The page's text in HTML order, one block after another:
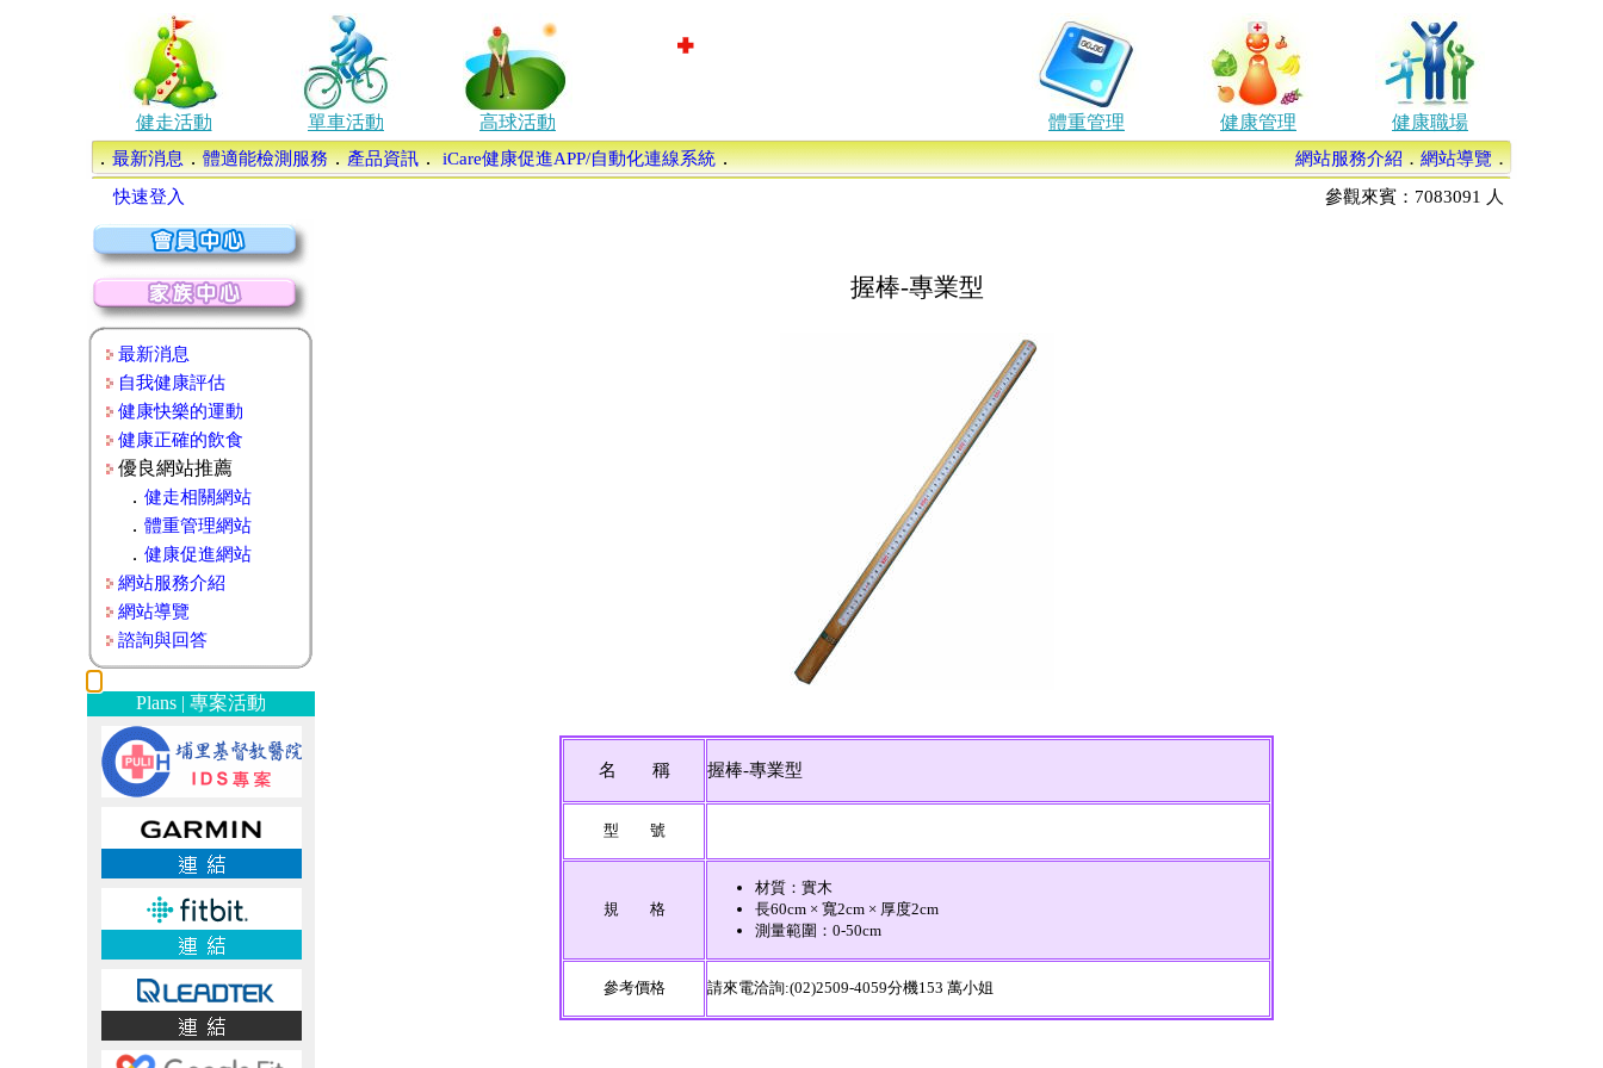
健走活動 單車活動 高球活動 體重管理 健康管理
健康職場
．最新消息．體適能檢測服務．產品資訊．iCare健康促進APP/自動化連線系統． 網站服務介紹．網站導覽．
快速登入
參觀來賓： 7083091 人
最新消息
自我健康評估
健康快樂的運動
健康正確的飲食
優良網站推薦
． 健走相關網站
． 體重管理網站
． 健康促進網站
網站服務介紹
網站導覽
諮詢與回答
Plans | 專案活動
握棒-專業型
名 稱 握棒-專業型
型 號
規 格
材質：實木
長60cm × 寬2cm × 厚度2cm
測量範圍：0-50cm
參考價格 請來電洽詢:(02)2509-4059分機153 萬小姐